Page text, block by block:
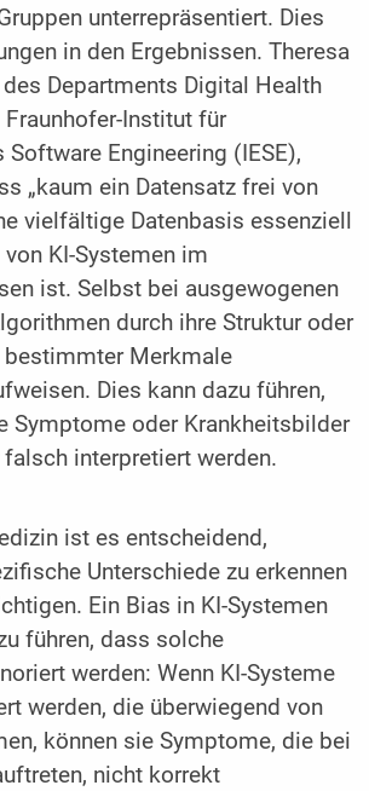
unterrepräsentiert. Dies
in den Ergebnissen. Theresa
Departments Digital Health
Fraunhofer-Institut für
Software Engineering (IESE),
„kaum ein Datensatz frei von
vielfältige Datenbasis essenziell
KI-Systemen im
ist. Selbst bei ausgewogenen
durch ihre Struktur oder
bestimmter Merkmale
Dies kann dazu führen,
Symptome oder Krankheitsbilder
interpretiert werden.
ist es entscheidend,
Unterschiede zu erkennen
Ein Bias in KI-Systemen
führen, dass solche
werden: Wenn KI-Systeme
werden, die überwiegend von
können sie Symptome, die bei
nicht korrekt